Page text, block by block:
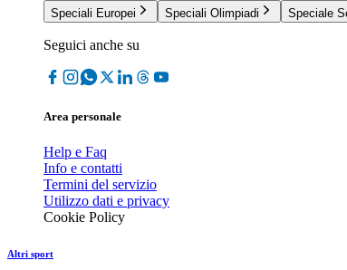
Speciali Europei
Speciali Olimpiadi Speciale
Seguici anche su
Area personale
Help e Faq
Info e contatti
Termini del servizio
Utilizzo dati e privacy
Cookie Policy
Altri sport